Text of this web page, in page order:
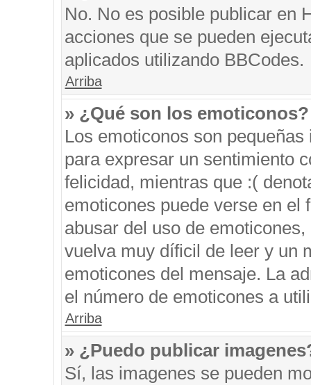
No. No es posible publicar en
acciones que se pueden
aplicados utilizando BBCodes.
Arriba
» ¿Qué son los emoticonos?
Los emoticonos son
para expresar un sentimiento
felicidad, mientras que :(
emoticones puede verse en el
abusar del uso de
vuelva muy díficil de leer y un
emoticones del mensaje. La
el número de emoticones a
Arriba
» ¿Puedo publicar
Sí, las imagenes se pueden